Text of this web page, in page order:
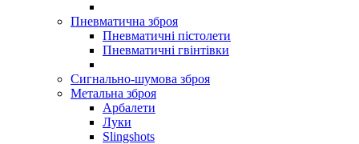
Пневматична зброя
Пневматичні пістолети
Пневматичні гвінтівки
Сигнально-шумова зброя
Метальна зброя
Арбалети
Луки
Slingshots